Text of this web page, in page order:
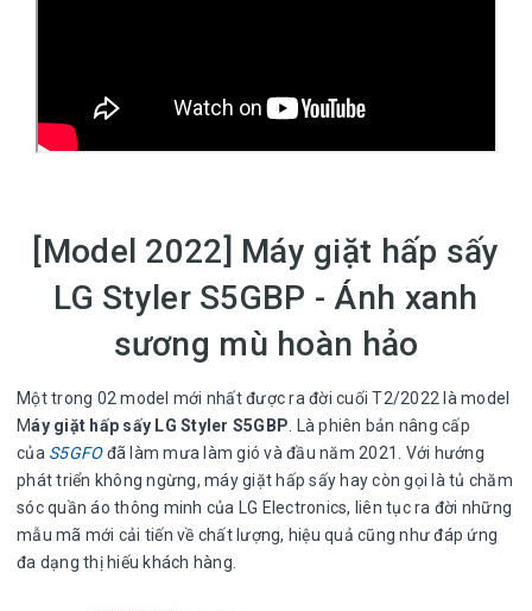
[Model 2022] Máy giặt hấp sấy
LG Styler S5GBP - Ánh xanh
sương mù hoàn hảo
Một trong 02 model mới nhất được ra đời cuối T2/2022 là model
Máy giặt hấp sấy LG Styler S5GBP . Là phiên bản nâng cấp
của S5GFO đã làm mưa làm gió và đầu năm 2021. Với hướng
phát triển không ngừng, máy giặt hấp sấy hay còn gọi là tủ chăm
sóc quần áo thông minh của LG Electronics, liên tục ra đời những
mẫu mã mới cải tiến về chất lượng, hiệu quả cũng như đáp ứng
đa dạng thị hiếu khách hàng.